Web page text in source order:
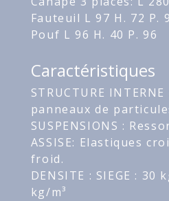
Fauteuil L 97 H. 72 P.
Pouf L 96 H. 40 P. 96
Caractéristiques
STRUCTURE
panneaux de
SUSPENSIONS :
ASSISE: Elastiques
froid.
DENSITE : SIEGE : 30
kg/m³